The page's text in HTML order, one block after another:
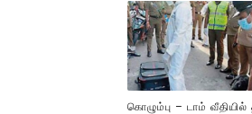
கொழும்பு – டாம்